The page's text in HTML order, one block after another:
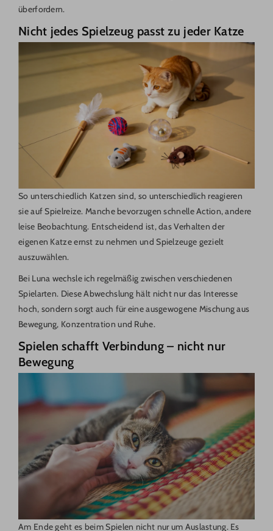
überfordern.
Nicht jedes Spielzeug passt zu jeder Katze
So unterschiedlich Katzen sind, so unterschiedlich reagieren
sie auf Spielreize. Manche bevorzugen schnelle Action, andere
leise Beobachtung. Entscheidend ist, das Verhalten der
eigenen Katze ernst zu nehmen und Spielzeuge gezielt
auszuwählen.
Bei Luna wechsle ich regelmäßig zwischen verschiedenen
Spielarten. Diese Abwechslung hält nicht nur das Interesse
hoch, sondern sorgt auch für eine ausgewogene Mischung aus
Bewegung, Konzentration und Ruhe.
Spielen schafft Verbindung – nicht nur
Bewegung
Am Ende geht es beim Spielen nicht nur um Auslastung. Es